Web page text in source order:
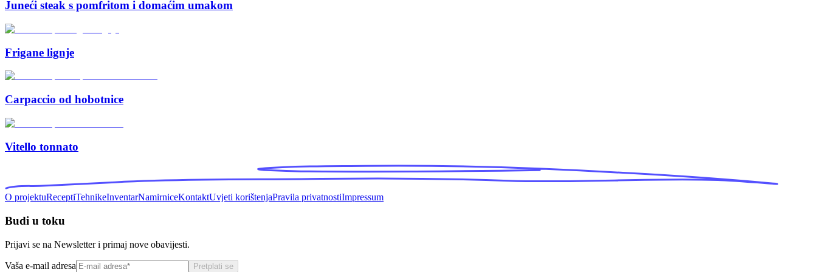
Juneći steak s pomfritom i domaćim umakom
Frigane lignje
Carpaccio od hobotnice
Vitello tonnato
O projektuReceptiTehnikeInventarNamirniceKontaktUvjeti korištenjaPravila privatnostiImpressum
Budi u toku
Prijavi se na Newsletter i primaj nove obavijesti.
Vaša e-mail adresa Pretplati se